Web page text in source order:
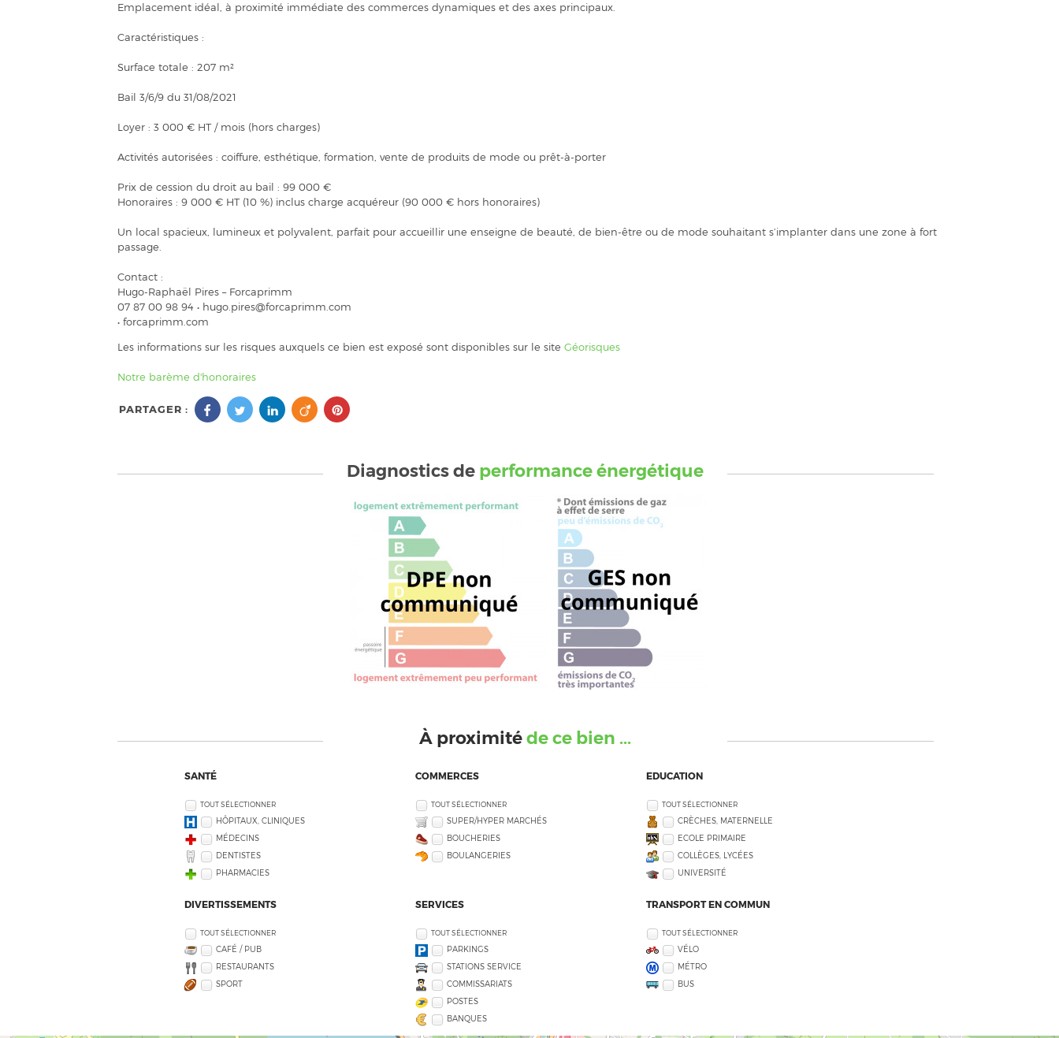
Emplacement idéal, à proximité immédiate des commerces dynamiques et des axes principaux.
Caractéristiques :
Surface totale : 207 m²
Bail 3/6/9 du 31/08/2021
Loyer : 3 000 € HT / mois (hors charges)
Activités autorisées : coiffure, esthétique, formation, vente de produits de mode ou prêt-à-porter
Prix de cession du droit au bail : 99 000 €
Honoraires : 9 000 € HT (10 %) inclus charge acquéreur (90 000 € hors honoraires)
Un local spacieux, lumineux et polyvalent, parfait pour accueillir une enseigne de beauté, de bien-être ou de mode souhaitant s’implanter dans une zone à fort
passage.
Contact :
Hugo-Raphaël Pires – Forcaprimm
07 87 00 98 94 • hugo.pires@forcaprimm.com
• forcaprimm.com
Les informations sur les risques auxquels ce bien est exposé sont disponibles sur le site Géorisques
Notre barème d'honoraires
PARTAGER :
Diagnostics de performance énergétique
À proximitéde ce bien ...
SANTÉ
TOUT SÉLECTIONNER
HÔPITAUX, CLINIQUES
MÉDECINS
DENTISTES
PHARMACIES
COMMERCES
TOUT SÉLECTIONNER
SUPER/HYPER MARCHÉS
BOUCHERIES
BOULANGERIES
EDUCATION
TOUT SÉLECTIONNER
CRÈCHES, MATERNELLE
ECOLE PRIMAIRE
COLLÈGES, LYCÉES
UNIVERSITÉ
DIVERTISSEMENTS
TOUT SÉLECTIONNER
CAFÉ / PUB
RESTAURANTS
SPORT
SERVICES
TOUT SÉLECTIONNER
PARKINGS
STATIONS SERVICE
COMMISSARIATS
POSTES
BANQUES
TRANSPORT EN COMMUN
TOUT SÉLECTIONNER
VÉLO
MÉTRO
BUS